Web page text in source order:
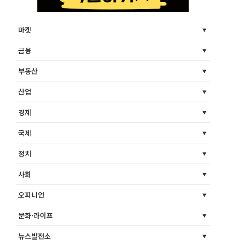
마켓
금융
부동산
산업
경제
국제
정치
사회
오피니언
문화·라이프
뉴스발전소